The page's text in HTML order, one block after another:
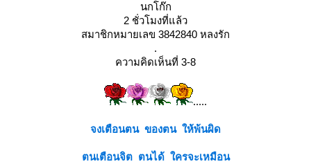
นกโก๊ก
2 ชั่วโมงที่แล้ว
สมาชิกหมายเลข 3842840 หลงรัก
.
ความคิดเห็นที่ 3-8
.....
จงเตือนตน ของตน ให้พ้นผิด
ตนเตือนจิต ตนได้ ใครจะเหมือน